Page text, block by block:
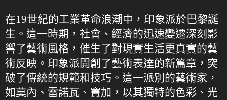
在19世紀的工業革命浪潮中，印象派於巴黎誕
生。這一時期，社會、經濟的迅速變遷深刻影
響了藝術風格，催生了對現實生活更真實的藝
術反映。印象派開創了藝術表達的新篇章，突
破了傳統的規範和技巧。這一派別的藝術家，
如莫內、雷諾瓦、竇加，以其獨特的色彩、光